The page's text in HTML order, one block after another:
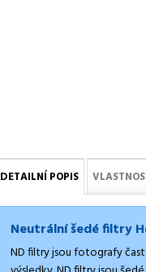
DETAILNÍ POPIS
Neutrální šedé filtry
ND filtry jsou fotografy